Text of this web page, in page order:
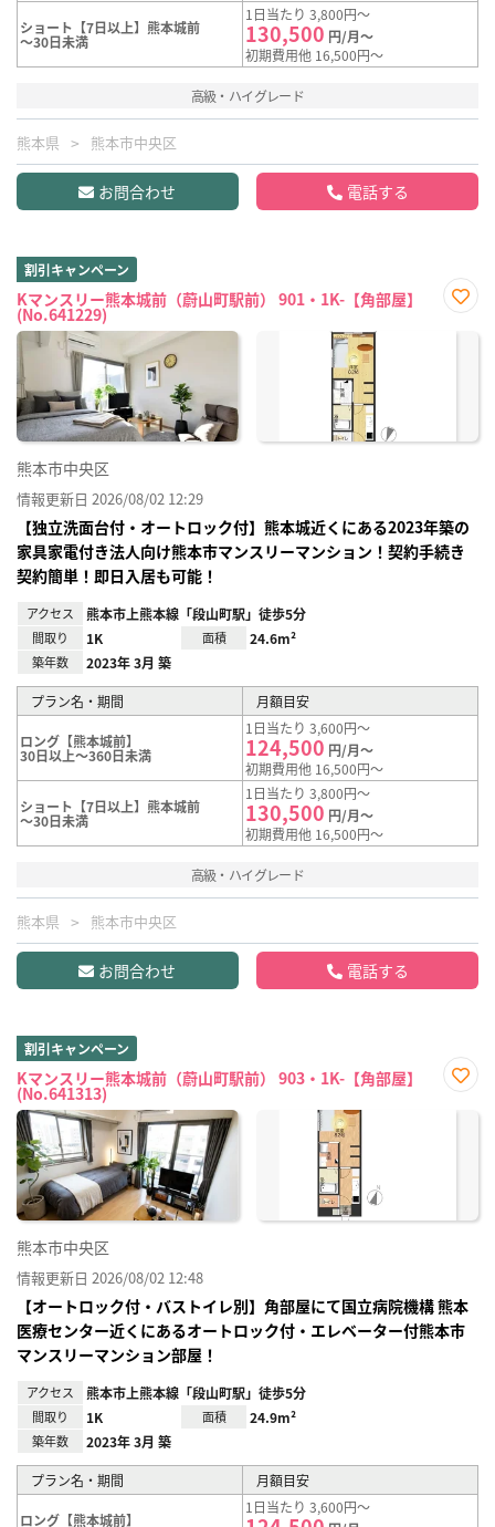
ショート【7日以上】熊本城前
～30日未満
1日当たり 3,800円～
130,500 円/月～
初期費用他 16,500円～
高級・ハイグレード
熊本県 熊本市中央区
お問合わせ 電話する
割引キャンペーン
Kマンスリー熊本城前（蔚山町駅前） 901・1K-【角部屋】
(No.641229)
に入
熊本市中央区
情報更新日 2026/08/02 12:29
【独立洗面台付・オートロック付】熊本城近くにある2023年築の
家具家電付き法人向け熊本市マンスリーマンション！契約手続き
契約簡単！即日入居も可能！
アクセス 熊本市上熊本線「段山町駅」徒歩5分
間取り 1K 面積 24.6m²
築年数 2023年 3月 築
プラン名・期間 月額目安
ロング【熊本城前】
30日以上～360日未満
1日当たり 3,600円～
124,500 円/月～
初期費用他 16,500円～
ショート【7日以上】熊本城前
～30日未満
1日当たり 3,800円～
130,500 円/月～
初期費用他 16,500円～
高級・ハイグレード
熊本県 熊本市中央区
お問合わせ 電話する
割引キャンペーン
Kマンスリー熊本城前（蔚山町駅前） 903・1K-【角部屋】
(No.641313)
に入
熊本市中央区
情報更新日 2026/08/02 12:48
【オートロック付・バストイレ別】角部屋にて国立病院機構 熊本
医療センター近くにあるオートロック付・エレベーター付熊本市
マンスリーマンション部屋！
アクセス 熊本市上熊本線「段山町駅」徒歩5分
間取り 1K 面積 24.9m²
築年数 2023年 3月 築
プラン名・期間 月額目安
ロング【熊本城前】
1日当たり 3,600円～